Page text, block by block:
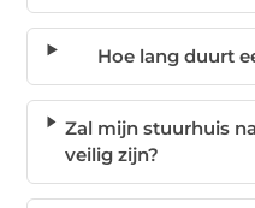
Hoe lang duurt
Zal mijn stuurhuis
veilig zijn?